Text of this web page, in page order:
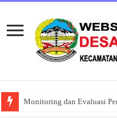
Monitoring dan Evaluasi
Musyawarah Desa Khusus